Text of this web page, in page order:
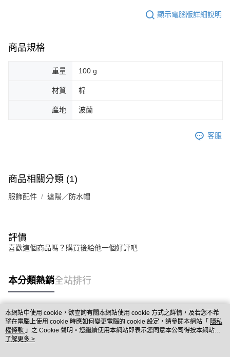
顯示電腦版詳細說明
商品規格
重量 100 g
材質 棉
產地 波蘭
客服
商品相關分類 (1)
服飾配件 遮陽／防水帽
評價
喜歡這個商品嗎？購買後給他一個好評吧
本分類熱銷全站排行
熱門標籤
本網站中使用 cookie，欲查詢有關本網站使用 cookie 方式之詳情，及若您不希
望在電腦上使用 cookie 時應如何變更電腦的 cookie 設定，請參閱本網站「 隱私
權條款 」之 Cookie 聲明。您繼續使用本網站即表示您同意本公司得按本網站使
用條款之 Cookie 聲明使用 cookie。
了解更多 >